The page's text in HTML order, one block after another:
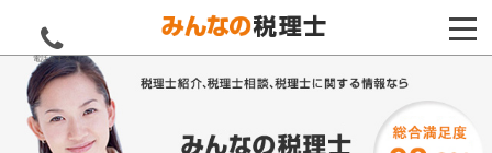
電話をする